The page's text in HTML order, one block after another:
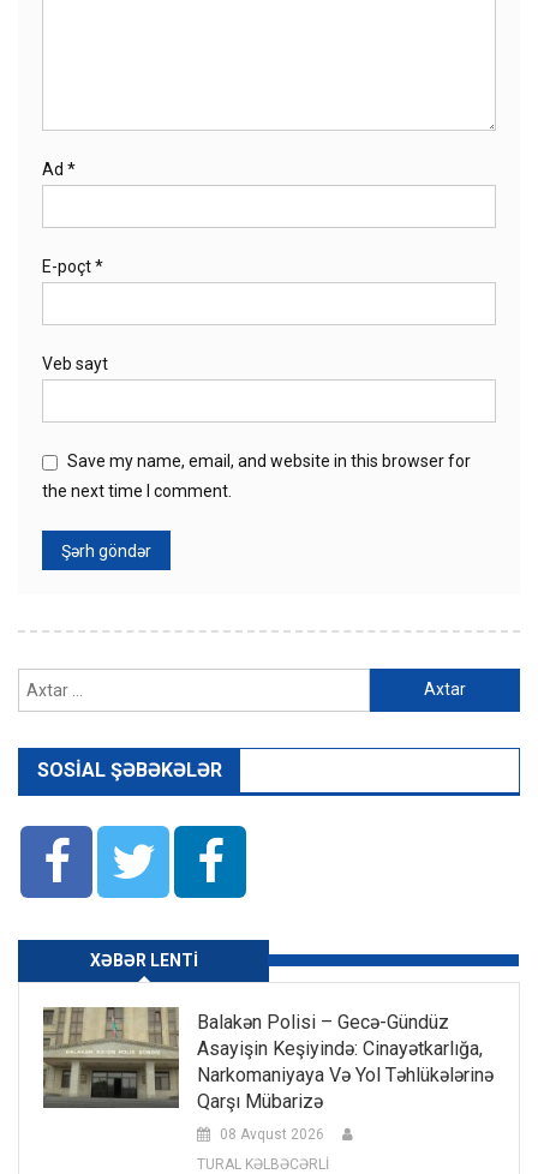
Ad *
E-poçt*
Veb sayt
Save my name, email, and website in this browser for
the next time I comment.
SOSIAL ŞƏBƏKƏLƏR
XƏBƏR LENTI
Balakən Polisi – Gecə-Gündüz
Asayişin Keşiyində: Cinayətkarlığa,
Narkomaniyaya Və Yol Təhlükələrinə
Qarşı Mübarizə
08 Avqust 2026
TURAL KƏLBƏCƏRLİ